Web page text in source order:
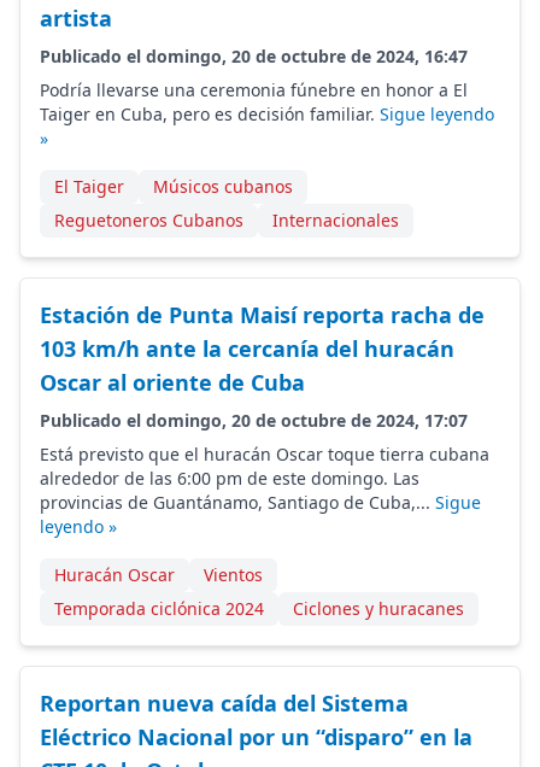
artista
Publicado el domingo, 20 de octubre de 2024, 16:47
Podría llevarse una ceremonia fúnebre en honor a El
Taiger en Cuba, pero es decisión familiar. Sigue leyendo
»
El Taiger
Músicos cubanos
Reguetoneros Cubanos
Internacionales
Estación de Punta Maisí reporta racha de
103 km/h ante la cercanía del huracán
Oscar al oriente de Cuba
Publicado el domingo, 20 de octubre de 2024, 17:07
Está previsto que el huracán Oscar toque tierra cubana
alrededor de las 6:00 pm de este domingo. Las
provincias de Guantánamo, Santiago de Cuba,... Sigue
leyendo »
Huracán Oscar
Vientos
Temporada ciclónica 2024
Ciclones y huracanes
Reportan nueva caída del Sistema
Eléctrico Nacional por un “disparo” en la